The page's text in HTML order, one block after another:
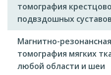
томография
подвздошных суставов
Магнитно-резонансная
томография мягких
любой области и шеи